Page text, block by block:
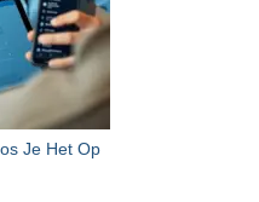
Je Het Op